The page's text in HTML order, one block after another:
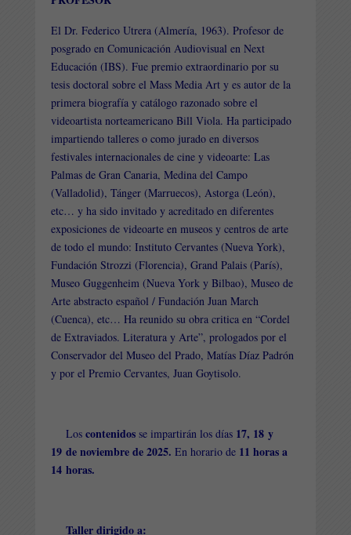
El Dr. Federico Utrera (Almería, 1963). Profesor de
posgrado en Comunicación Audiovisual en Next
Educación (IBS). Fue premio extraordinario por su
tesis doctoral sobre el Mass Media Art y es autor de la
primera biografía y catálogo razonado sobre el
videoartista norteamericano Bill Viola. Ha participado
impartiendo talleres o como jurado en diversos
festivales internacionales de cine y videoarte: Las
Palmas de Gran Canaria, Medina del Campo
(Valladolid), Tánger (Marruecos), Astorga (León),
etc… y ha sido invitado y acreditado en diferentes
exposiciones de videoarte en museos y centros de arte
de todo el mundo: Instituto Cervantes (Nueva York),
Fundación Strozzi (Florencia), Grand Palais (París),
Museo Guggenheim (Nueva York y Bilbao), Museo de
Arte abstracto español / Fundación Juan March
(Cuenca), etc… Ha reunido su obra critica en “Cordel
de Extraviados. Literatura y Arte”, prologados por el
Conservador del Museo del Prado, Matías Díaz Padrón
y por el Premio Cervantes, Juan Goytisolo.
Los contenidosse impartirán los días 17, 18 y
19 de noviembre de 2025. En horario de 11 horas a
14 horas.
Taller dirigido a: